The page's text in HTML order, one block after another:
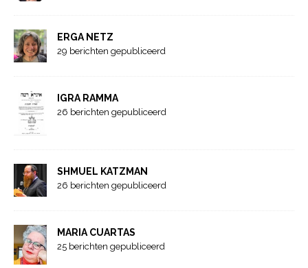
ERGA NETZ
29 berichten gepubliceerd
IGRA RAMMA
26 berichten gepubliceerd
SHMUEL KATZMAN
26 berichten gepubliceerd
MARIA CUARTAS
25 berichten gepubliceerd